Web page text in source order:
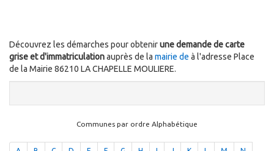
Découvrez les démarches pour obtenirune demande de carte
grise et d'immatriculationauprès de la mairie de à l'adresse Place
de la Mairie 86210 LA CHAPELLE MOULIERE.
Communes par ordre Alphabétique